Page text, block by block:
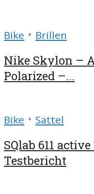
Bike • Brillen
Nike Skylon –
Polarized –...
Bike • Sattel
SQlab 611
Testbericht